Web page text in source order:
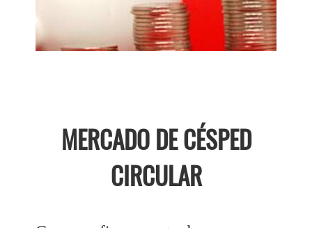
MERCADO DE CÉSPED
CIRCULAR